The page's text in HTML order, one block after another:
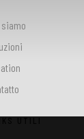
siamo
UTILI